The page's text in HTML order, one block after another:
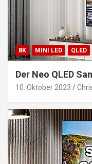
8K MINI LED QLED
Der Neo QLED
10. Oktober 2023